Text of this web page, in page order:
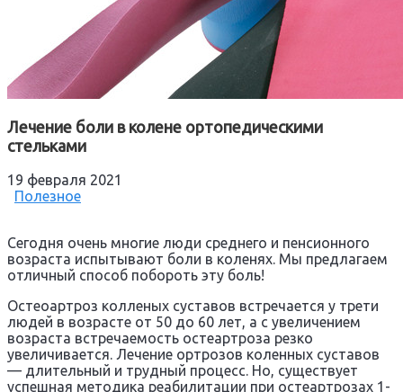
Лечение боли в колене ортопедическими
стельками
19 февраля 2021
Полезное
Сегодня очень многие люди среднего и пенсионного
возраста испытывают боли в коленях. Мы предлагаем
отличный способ побороть эту боль!
Остеоартроз колленых суставов встречается у трети
людей в возрасте от 50 до 60 лет, а с увеличением
возраста встречаемость остеартроза резко
увеличивается. Лечение ортрозов коленных суставов
— длительный и трудный процесс. Но, существует
успешная методика реабилитации при остеартрозах 1-